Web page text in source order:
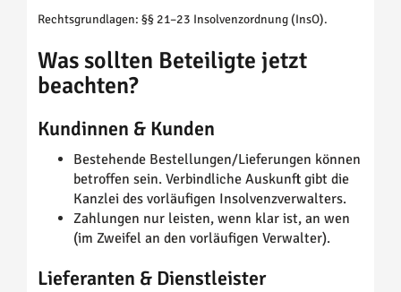
Rechtsgrundlagen: §§ 21–23 Insolvenzordnung (InsO).
Was sollten Beteiligte jetzt
beachten?
Kundinnen & Kunden
Bestehende Bestellungen/Lieferungen können
betroffen sein. Verbindliche Auskunft gibt die
Kanzlei des vorläufigen Insolvenzverwalters.
Zahlungen nur leisten, wenn klar ist, an wen
(im Zweifel an den vorläufigen Verwalter).
Lieferanten & Dienstleister